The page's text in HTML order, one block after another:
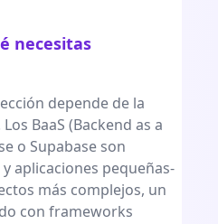
necesitas
depende de la
BaaS (Backend as a
o Supabase son
aplicaciones pequeñas-
más complejos, un
con frameworks